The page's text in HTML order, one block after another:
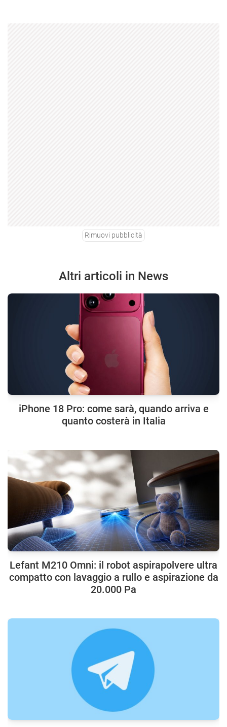
Rimuovi pubblicità
Altri articoli in News
iPhone 18 Pro: come sarà, quando arriva e
quanto costerà in Italia
Lefant M210 Omni: il robot aspirapolvere ultra
compatto con lavaggio a rullo e aspirazione da
20.000 Pa